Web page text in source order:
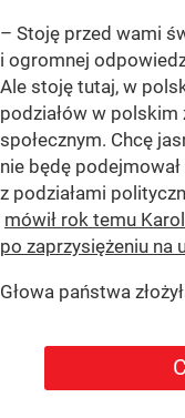
– Stoję przed wami
i ogromnej
Ale stoję tutaj, w
podziałów w
społecznym. Chcę
nie będę
z podziałami
mówił rok temu
po zaprzysiężeniu na
Głowa państwa